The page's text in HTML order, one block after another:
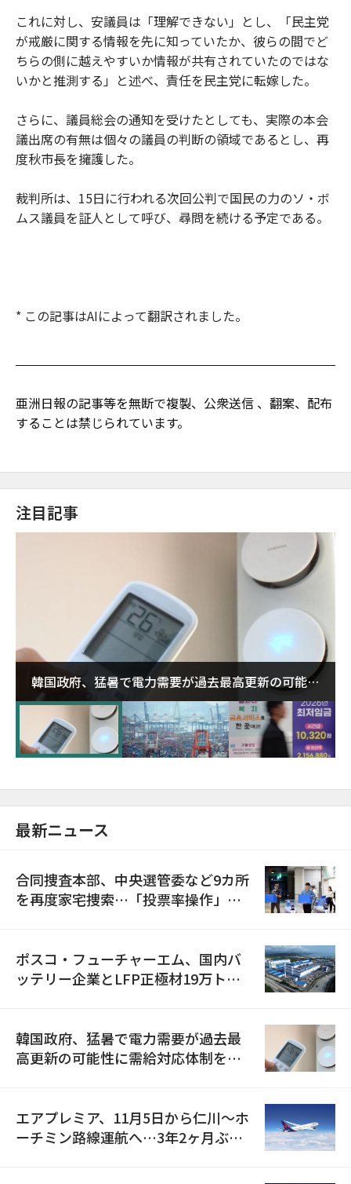
これに対し、安議員は「理解できない」とし、「民主党
が戒厳に関する情報を先に知っていたか、彼らの間でど
ちらの側に越えやすいか情報が共有されていたのではな
いかと推測する」と述べ、責任を民主党に転嫁した。
さらに、議員総会の通知を受けたとしても、実際の本会
議出席の有無は個々の議員の判断の領域であるとし、再
度秋市長を擁護した。
裁判所は、15日に行われる次回公判で国民の力のソ・ボ
ムス議員を証人として呼び、尋問を続ける予定である。
* この記事はAIによって翻訳されました。
亜洲日報の記事等を無断で複製、公衆送信 、翻案、配布
することは禁じられています。
注目記事
韓国政府、猛暑で電力需要が過去最高更新の可能性
に需給対応体制を点検
最新ニュース
合同捜査本部、中央選管委など9カ所
を再度家宅捜索…「投票率操作」の
ポスコ・フューチャーエム、国内バ
ッテリー企業とLFP正極材19万トン
韓国政府、猛暑で電力需要が過去最
高更新の可能性に需給対応体制を点
エアプレミア、11月5日から仁川〜ホ
ーチミン路線運航へ…3年2ヶ月ぶり